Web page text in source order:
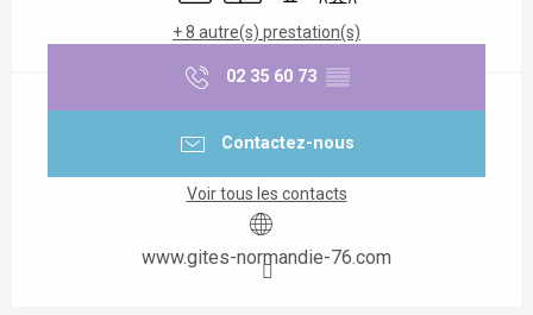
+ 8 autre(s) prestation(s)
02 35 60 73 ▒▒
Contactez-nous
Voir tous les contacts
www.gites-normandie-76.com